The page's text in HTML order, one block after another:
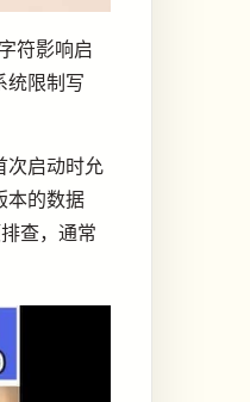
符影响启
统限制写
次启动时允
本的数据
查，通常